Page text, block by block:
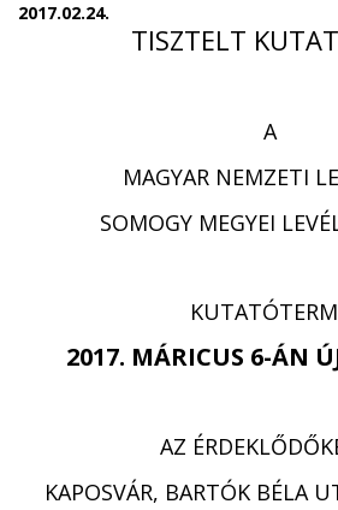
2017.02.24.
TISZTELT
A
MAGYAR NEMZETI
SOMOGY MEGYEI
2017. MÁRICUS 6-ÁN
AZ
KAPOSVÁR, BARTÓK BÉLA